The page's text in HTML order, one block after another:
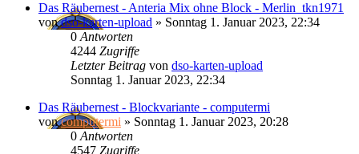
Das Räubernest - Anteria Mix ohne Block - Merlin_tkn1971
vondso-karten-upload » Sonntag 1. Januar 2023, 22:34
0Antworten
4244 Zugriffe
Letzter Beitrag von dso-karten-upload
Sonntag 1. Januar 2023, 22:34
Das Räubernest - Blockvariante - computermi
voncomputermi » Sonntag 1. Januar 2023, 20:28
0Antworten
4547 Zugriffe